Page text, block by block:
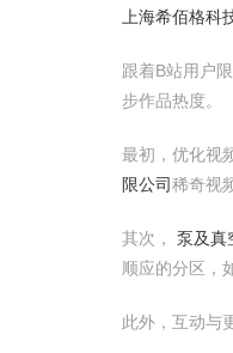
上海希佰格科
跟着B站用户
步作品热度。
最初，优化视
限公司稀奇视
其次， 泵及真
顺应的分区，
此外，互动与